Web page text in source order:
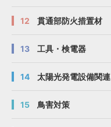
12 貫通部防火措置材
13 工具・検電器
14 太陽光発電設備関連
15 鳥害対策